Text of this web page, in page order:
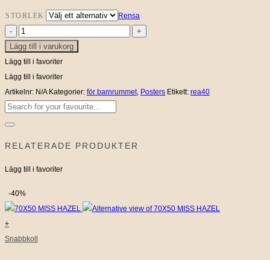
STORLEK
Rensa
Poster
Miss
Stella
mängd
Lägg till i varukorg
Lägg till i favoriter
Lägg till i favoriter
Artikelnr: N/A Kategorier: för barnrummet, Posters Etikett: rea40
Sök
efter:
RELATERADE PRODUKTER
Lägg till i favoriter
-40%
+
Snabbkoll